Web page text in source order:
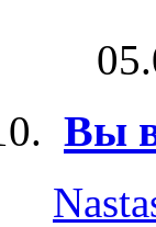
Вы